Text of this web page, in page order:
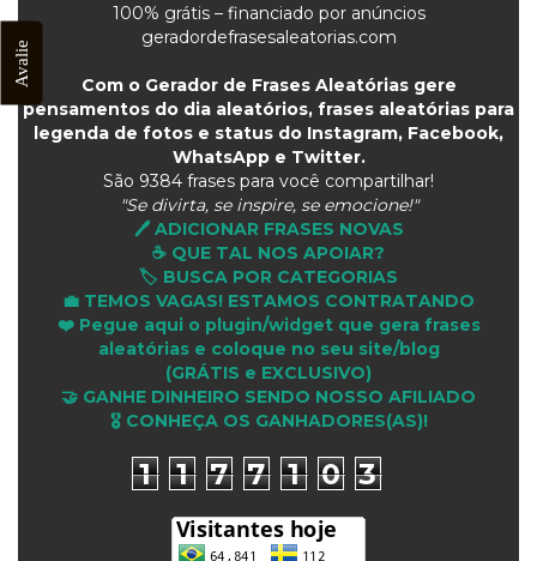
100% grátis – financiado por anúncios
geradordefrasesaleatorias.com
Com o Gerador de Frases Aleatórias gere
pensamentos do dia aleatórios, frases aleatórias para
legenda de fotos e status do Instagram, Facebook,
WhatsApp e Twitter.
São 9384 frases para você compartilhar!
"Se divirta, se inspire, se emocione!"
🖊️ ADICIONAR FRASES NOVAS
☕ QUE TAL NOS APOIAR?
🏷️ BUSCA POR CATEGORIAS
💼 TEMOS VAGAS! ESTAMOS CONTRATANDO
❤️ Pegue aqui o plugin/widget que gera frases
aleatórias e coloque no seu site/blog
(GRÁTIS e EXCLUSIVO)
🤝 GANHE DINHEIRO SENDO NOSSO AFILIADO
🎖 CONHEÇA OS GANHADORES(AS)!
1 1 7 7 1 0 3
Avalie